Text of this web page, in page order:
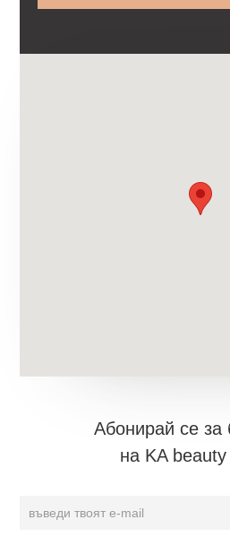
Aбонирай се за
на KA